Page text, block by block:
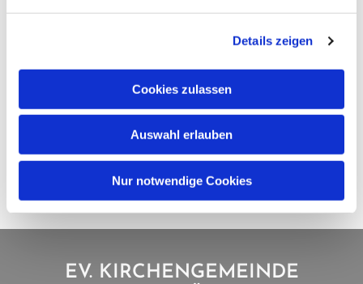
Details zeigen
Cookies zulassen
Auswahl erlauben
Nur notwendige Cookies
EV. KIRCHENGEMEINDE